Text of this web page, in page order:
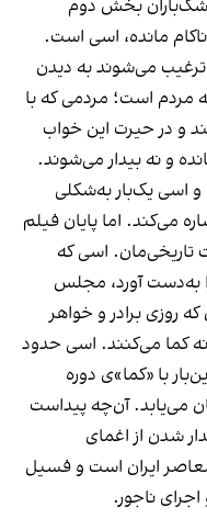
بخش دوم
مانده، اسی است.
ترغیب می‌شوند به دیدن
است؛ مردمی که با
و در حیرت این خواب
و نه بیدار می‌شوند.
و اسی یک‌بار به‌شکلی
می‌کند. اما پایان فیلم
تاریخی‌مان. اسی که
به‌دست آورد، مجلس
روزی برادر و خواهر
کما می‌کنند. اسی حدود
با «کما»ی دوره‌
احمدی‌نژاد مواجه می‌شود و فیلم پایان می‎‌یابد. آن‌چه پیداست
شدن از اغمای
ایران است و فسیل
ناجور.